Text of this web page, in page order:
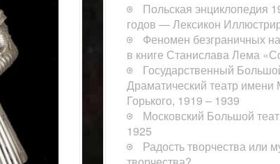
Польская энциклопедия
годов — Лексикон
Феномен безграничных
в книге Станислава Лема
Государственный
Драматический театр имени
Горького, 1919 – 1939
Московский Большой
1925
Радость творчества или